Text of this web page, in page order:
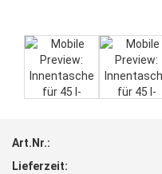
Art.Nr.:
Lieferzeit: